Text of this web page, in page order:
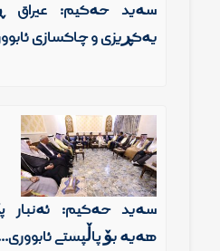
سەید حەكیم: عیراق
یەكڕیزی و چاكسازی
سەید حەكیم: ئەنبار
هەیە بۆ پاڵپشتی